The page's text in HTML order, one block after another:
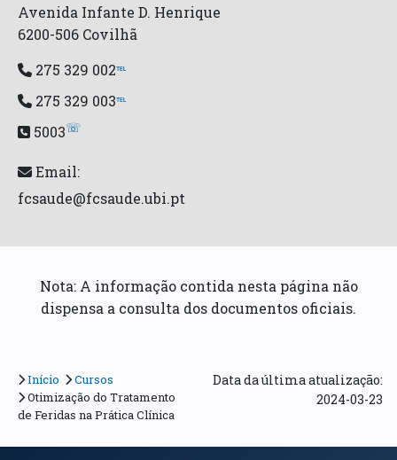
Avenida Infante D. Henrique
6200-506 Covilhã
275 329 002℡
275 329 003℡
5003☏
Email:
fcsaude@fcsaude.ubi.pt
Nota: A informação contida nesta página não
dispensa a consulta dos documentos oficiais.
Início
Cursos
Otimização do Tratamento
de Feridas na Prática Clínica
Data da última atualização:
2024-03-23